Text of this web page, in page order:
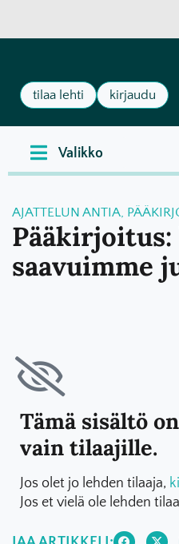
tilaa lehti kirjaudu
AJATTELUN ANTIA,
Pääkirjoitus:
saavuimme
Tämä sisältö
vain tilaajille.
Jos olet jo lehden tilaaja,
Jos et vielä ole lehden